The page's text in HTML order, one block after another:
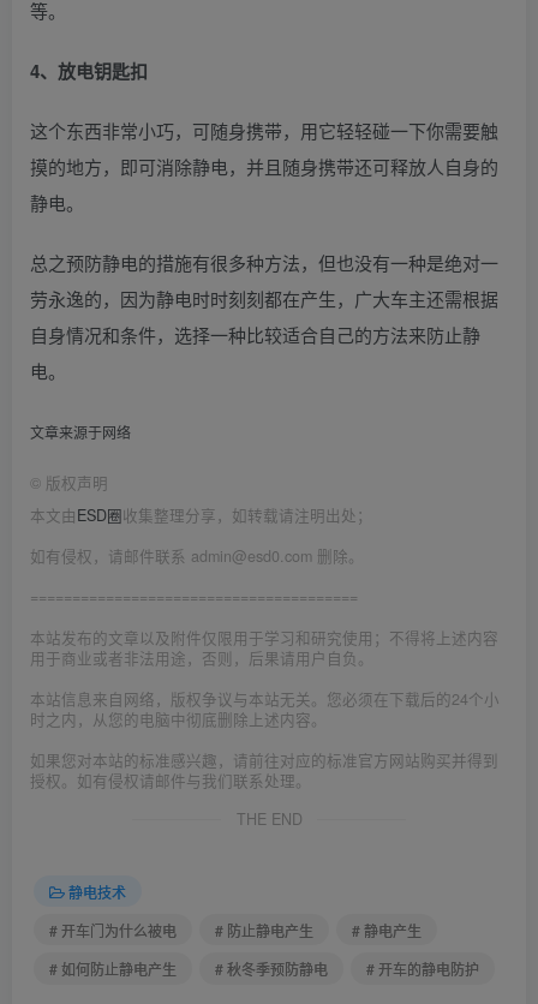
等。
4、放电钥匙扣
这个东西非常小巧，可随身携带，用它轻轻碰一下你需要触
摸的地方，即可消除静电，并且随身携带还可释放人自身的
静电。
总之预防静电的措施有很多种方法，但也没有一种是绝对一
劳永逸的，因为静电时时刻刻都在产生，广大车主还需根据
自身情况和条件，选择一种比较适合自己的方法来防止静
电。
文章来源于网络
© 版权声明
本文由ESD圈收集整理分享，如转载请注明出处；
如有侵权，请邮件联系 admin@esd0.com 删除。
=======================================
本站发布的文章以及附件仅限用于学习和研究使用；不得将上述内容
用于商业或者非法用途，否则，后果请用户自负。
本站信息来自网络，版权争议与本站无关。您必须在下载后的24个小
时之内，从您的电脑中彻底删除上述内容。
如果您对本站的标准感兴趣，请前往对应的标准官方网站购买并得到
授权。如有侵权请邮件与我们联系处理。
THE END
静电技术
# 开车门为什么被电
# 防止静电产生
# 静电产生
# 如何防止静电产生
# 秋冬季预防静电 # 开车的静电防护